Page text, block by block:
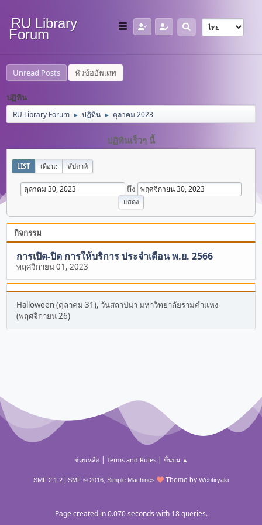
RU Library
Forum
Unread Posts หัวข้ออัพเดท
ปฏิทิน
RU Library Forum ► ปฏิทิน ► ตุลาคม 2023
ปฏิทินเร็วๆ นี้
LIST เดือน: สัปดาห์
ถึง
กิจกรรม
การเปิด-ปิด การให้บริการ ประจำเดือน พ.ย. 2566
พฤศจิกายน 01, 2023
Halloween (ตุลาคม 31), วันสถาปนา มหาวิทยาลัยรามคำแหง
(พฤศจิกายน 26)
ช่วยเหลือ| Terms and Rules| ขึ้นบน ▲
SMF 2.1.2 SMF © 2016, Simple Machines Theme by Webtiryaki
Page created in 0.070 seconds with 18 queries.